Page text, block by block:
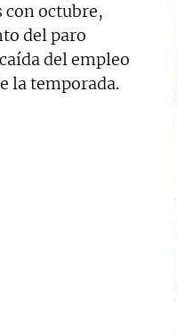
octubre,
del paro
del empleo
la temporada.